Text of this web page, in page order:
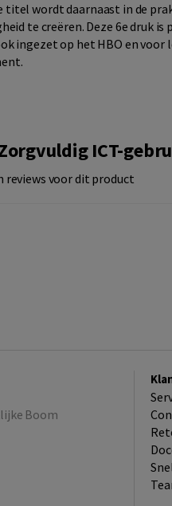
titel wordt daarnaast in de
te creëren. Deze 6e druk
ingezet op het HBO en voor
ICT-
reviews voor dit product
Boom